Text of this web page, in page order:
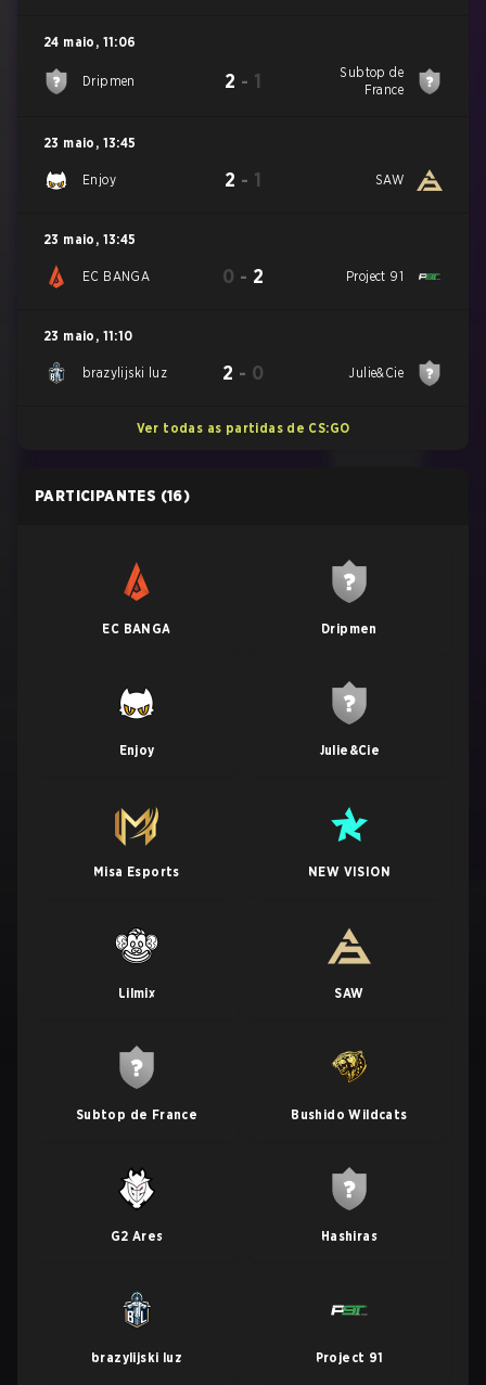
24 maio , 11:06
Dripmen 2 - 1
Subtop de
France
23 maio , 13:45
Enjoy 2 - 1 SAW
23 maio , 13:45
EC BANGA 0 - 2 Project 91
23 maio , 11:10
brazylijski luz 2 - 0 Julie&Cie
Ver todas as partidas de CS:GO
PARTICIPANTES (16)
EC BANGA Dripmen
Enjoy Julie&Cie
Misa Esports NEW VISION
Lilmix SAW
Subtop de France Bushido Wildcats
G2 Ares Hashiras
brazylijski luz Project 91